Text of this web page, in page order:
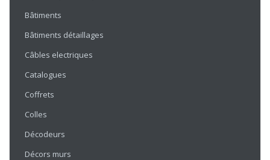
Bâtiments
Bâtiments détaillages
Câbles electriques
Catalogues
Coffrets
Colles
Décodeurs
Décors murs